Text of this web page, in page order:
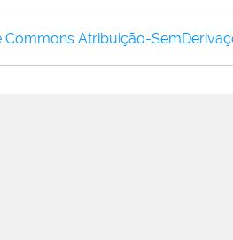
Commons Atribuição-